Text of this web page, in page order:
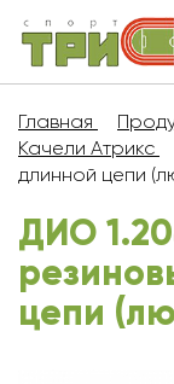
Главная
Качели Атрикс
длинной цепи
ДИО
цепи